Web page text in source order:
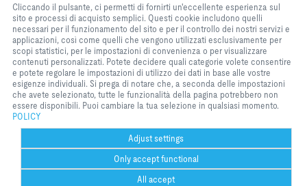
Termini Legali registro
Home Contatto
Condizioni generali di vendita e consegna
2026 © TROX Italia S.p.A.
cookies include ones that are
necessary for the operation of the
site and for the control of our
services and applications, as well
as ones that are used solely for
statistical purposes, for
convenience settings or to display
personalized content. You can
decide which categories you want
to allow and you can adjust the
your individual requirements.
Please note that, depending on
the settings that you have
selected, all functionalities of the
page might not be available. You
can change your selection at any
Cliccando il pulsante, ci permetti di fornirti un'eccellente esperienza sul
sito e processi di acquisto semplici. Questi cookie includono quelli
necessari per il funzionamento del sito e per il controllo dei nostri servizi e
applicazioni, così come quelli che vengono utilizzati esclusivamente per
scopi statistici, per le impostazioni di convenienza o per visualizzare
contenuti personalizzati. Potete decidere quali categorie volete consentire
e potete regolare le impostazioni di utilizzo dei dati in base alle vostre
esigenze individuali. Si prega di notare che, a seconda delle impostazioni
che avete selezionato, tutte le funzionalità della pagina potrebbero non
essere disponibili. Puoi cambiare la tua selezione in qualsiasi momento.
POLICY
Adjust settings
Only accept functional
All accept